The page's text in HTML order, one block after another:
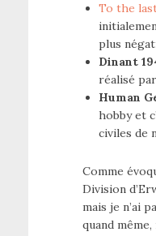
To the
plus
Dinant
réalisé
Human
hobby et
civiles de
Comme
Division
mais je n’ai
quand même,